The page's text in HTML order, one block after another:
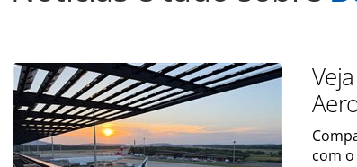
com